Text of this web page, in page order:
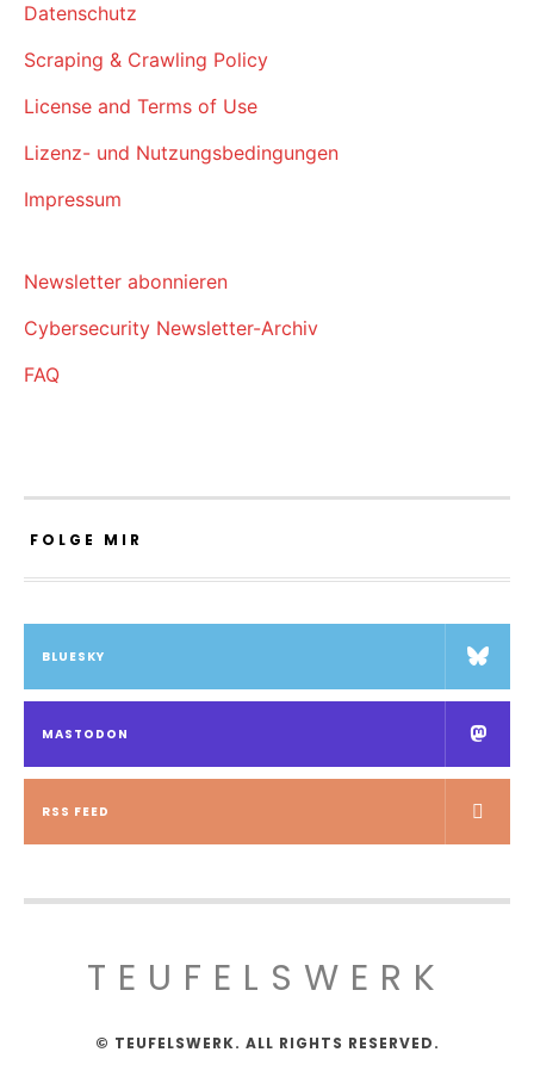
Datenschutz
Scraping & Crawling Policy
License and Terms of Use
Lizenz- und Nutzungsbedingungen
Impressum
Newsletter abonnieren
Cybersecurity Newsletter-Archiv
FAQ
FOLGE MIR
BLUESKY
MASTODON
RSS FEED
TEUFELSWERK
© TEUFELSWERK. ALL RIGHTS RESERVED.